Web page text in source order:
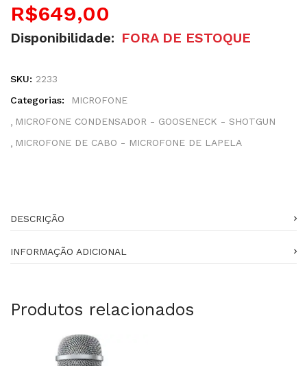
R$649,00
Disponibilidade: FORA DE ESTOQUE
SKU: 2233
Categorias:
MICROFONE
MICROFONE CONDENSADOR - GOOSENECK - SHOTGUN
MICROFONE DE CABO - MICROFONE DE LAPELA
DESCRIÇÃO
INFORMAÇÃO ADICIONAL
Produtos relacionados